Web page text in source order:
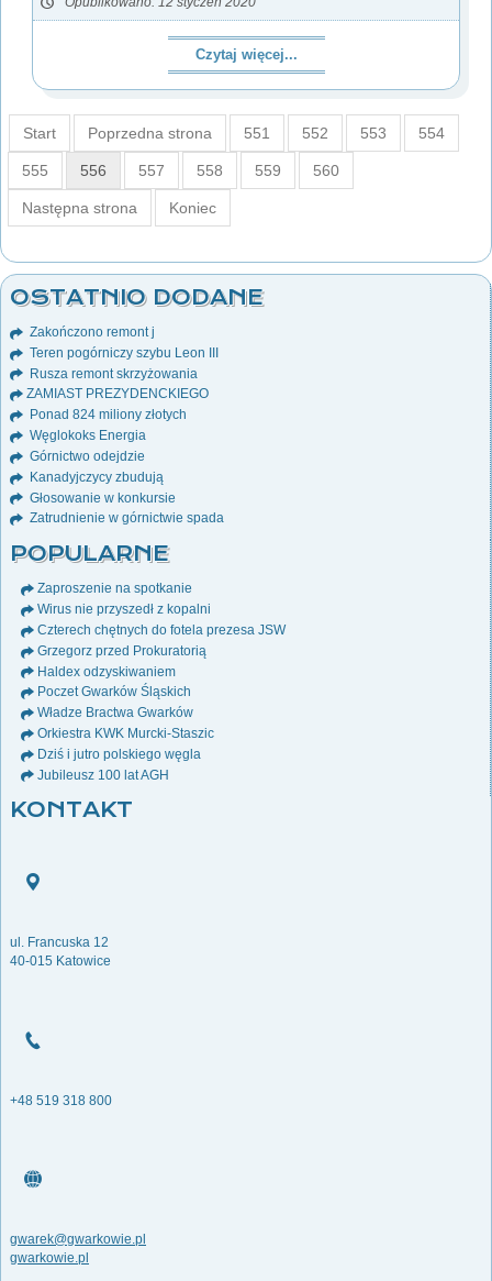
Czytaj więcej...
Start Poprzedna strona 551 552 553 554
555 556 557 558 559 560
Następna strona Koniec
OSTATNIO DODANE
Zakończono remont j
Teren pogórniczy szybu Leon III
Rusza remont skrzyżowania
ZAMIAST PREZYDENCKIEGO
Ponad 824 miliony złotych
Węglokoks Energia
Górnictwo odejdzie
Kanadyjczycy zbudują
Głosowanie w konkursie
Zatrudnienie w górnictwie spada
POPULARNE
Zaproszenie na spotkanie
Wirus nie przyszedł z kopalni
Czterech chętnych do fotela prezesa JSW
Grzegorz przed Prokuratorią
Haldex odzyskiwaniem
Poczet Gwarków Śląskich
Władze Bractwa Gwarków
Orkiestra KWK Murcki-Staszic
Dziś i jutro polskiego węgla
Jubileusz 100 lat AGH
KONTAKT
ul. Francuska 12
40-015 Katowice
+48 519 318 800
gwarek@gwarkowie.pl
gwarkowie.pl